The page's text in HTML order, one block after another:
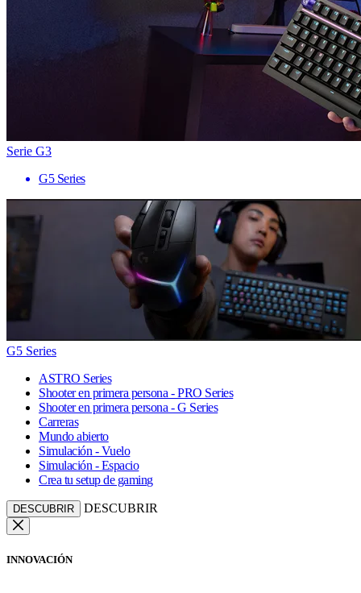
Serie G3
G5 Series
G5 Series
ASTRO Series
Shooter en primera persona - PRO Series
Shooter en primera persona - G Series
Carreras
Mundo abierto
Simulación - Vuelo
Simulación - Espacio
Crea tu setup de gaming
DESCUBRIR DESCUBRIR
INNOVACIÓN